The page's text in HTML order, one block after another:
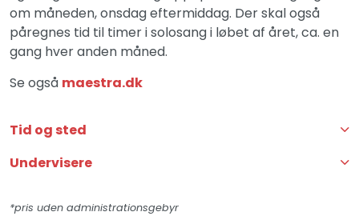
om måneden, onsdag eftermiddag. Der skal også
påregnes tid til timer i solosang i løbet af året, ca. en
gang hver anden måned.
Se også maestra.dk
Tid og sted
Undervisere
*pris uden administrationsgebyr